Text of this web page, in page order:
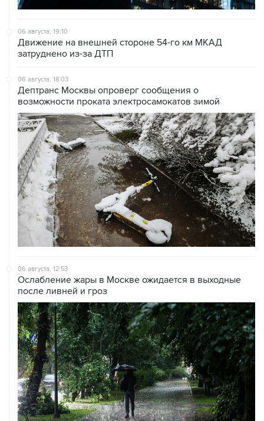
06 августа, 19:10
Движение на внешней стороне 54-го км МКАД
затруднено из-за ДТП
06 августа, 18:03
Дептранс Москвы опроверг сообщения о
возможности проката электросамокатов зимой
06 августа, 12:53
Ослабление жары в Москве ожидается в выходные
после ливней и гроз